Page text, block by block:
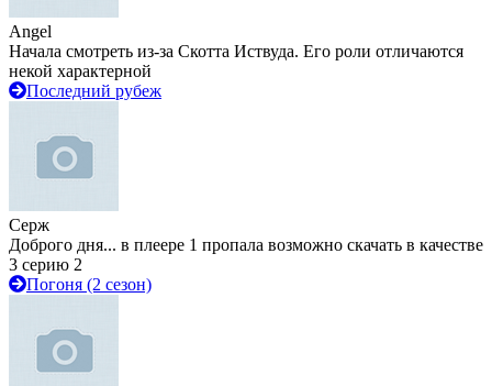
Angel
Начала смотреть из-за Скотта Иствуда. Его роли отличаются
некой характерной
Последний рубеж
Серж
Доброго дня... в плеере 1 пропала возможно скачать в качестве
3 серию 2
Погоня (2 сезон)